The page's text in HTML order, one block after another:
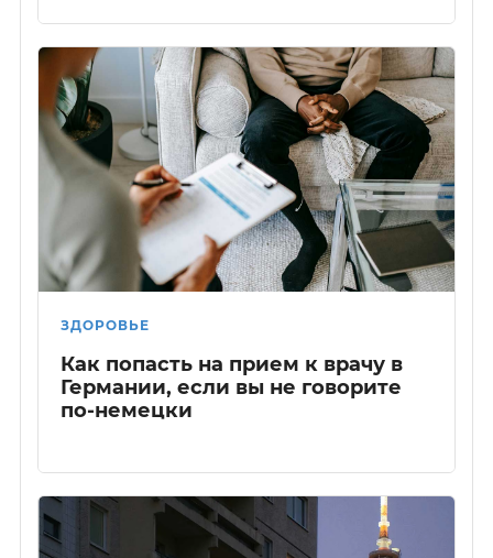
ЗДОРОВЬЕ
Как попасть на прием к врачу в
Германии, если вы не говорите
по-немецки